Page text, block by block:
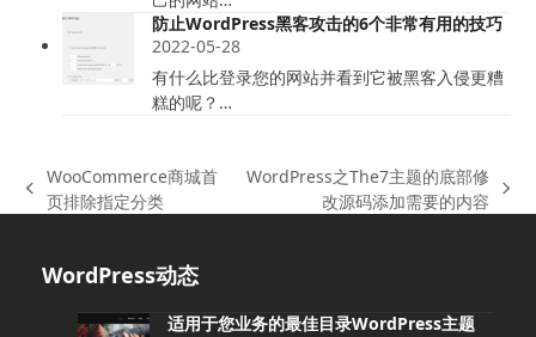
防止WordPress黑客攻击的6个非常有用的技巧
2022-05-28
有什么比登录您的网站并看到它被黑客入侵更糟
糕的呢？…
上
文
WooCommerce商城首
页排除指定分类
WordPress之The7主题的底部修
改源码添加需要的内容
WordPress动态
适用于您业务的最佳目录WordPress主题